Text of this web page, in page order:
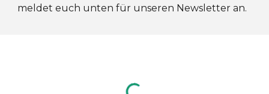
meldet euch unten für unseren Newsletter an.